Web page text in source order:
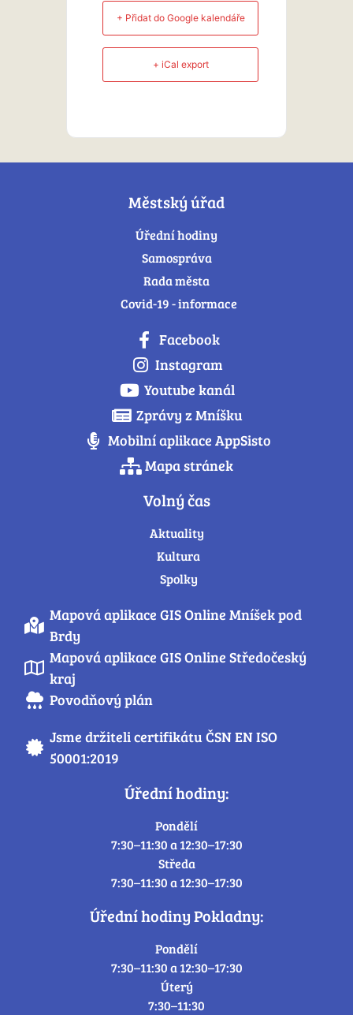
+ Přidat do Google kalendáře
+ iCal export
Městský úřad
Úřední hodiny
Samospráva
Rada města
Covid-19 - informace
Facebook
Instagram
Youtube kanál
Zprávy z Mníšku
Mobilní aplikace AppSisto
Mapa stránek
Volný čas
Aktuality
Kultura
Spolky
Mapová aplikace GIS Online Mníšek pod
Brdy
Mapová aplikace GIS Online Středočeský
kraj
Povodňový plán
Jsme držiteli certifikátu ČSN EN ISO
50001:2019
Úřední hodiny:
Pondělí
7:30–11:30 a 12:30–17:30
Středa
7:30–11:30 a 12:30–17:30
Úřední hodiny Pokladny:
Pondělí
7:30–11:30 a 12:30–17:30
Úterý
7:30–11:30